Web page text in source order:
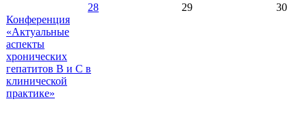
28
Конференция
«Актуальные
аспекты
хронических
гепатитов В и С в
клинической
практике»
29 30